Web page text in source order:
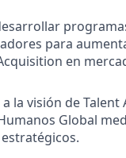
para
en
la visión de Talent
Global